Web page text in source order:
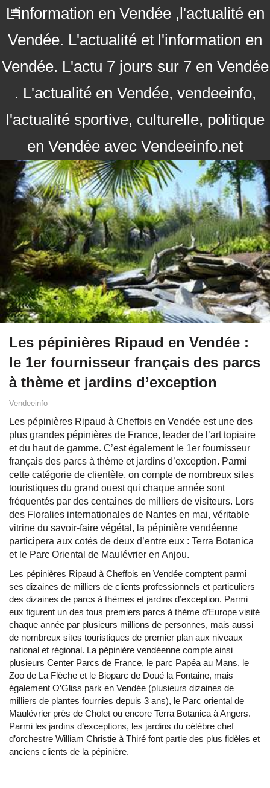
L'information en Vendée ,l'actualité en
Vendée. L'actualité et l'information en
Vendée. L'actu 7 jours sur 7 en Vendée
. L'actualité en Vendée, vendeeinfo,
l'actualité sportive, culturelle, politique
en Vendée avec Vendeeinfo.net
Les pépinières Ripaud en Vendée :
le 1er fournisseur français des parcs
à thème et jardins d’exception
Vendeeinfo
Les pépinières Ripaud à Cheffois en Vendée est une des
plus grandes pépinières de France, leader de l’art topiaire
et du haut de gamme. C’est également le 1er fournisseur
français des parcs à thème et jardins d’exception. Parmi
cette catégorie de clientèle, on compte de nombreux sites
touristiques du grand ouest qui chaque année sont
fréquentés par des centaines de milliers de visiteurs. Lors
des Floralies internationales de Nantes en mai, véritable
vitrine du savoir-faire végétal, la pépinière vendéenne
participera aux cotés de deux d’entre eux : Terra Botanica
et le Parc Oriental de Maulévrier en Anjou.
Les pépinières Ripaud à Cheffois en Vendée comptent parmi
ses dizaines de milliers de clients professionnels et particuliers
des dizaines de parcs à thèmes et jardins d’exception. Parmi
eux figurent un des tous premiers parcs à thème d’Europe visité
chaque année par plusieurs millions de personnes, mais aussi
de nombreux sites touristiques de premier plan aux niveaux
national et régional. La pépinière vendéenne compte ainsi
plusieurs Center Parcs de France, le parc Papéa au Mans, le
Zoo de La Flèche et le Bioparc de Doué la Fontaine, mais
également O’Gliss park en Vendée (plusieurs dizaines de
milliers de plantes fournies depuis 3 ans), le Parc oriental de
Maulévrier près de Cholet ou encore Terra Botanica à Angers.
Parmi les jardins d’exceptions, les jardins du célèbre chef
d’orchestre William Christie à Thiré font partie des plus fidèles et
anciens clients de la pépinière.